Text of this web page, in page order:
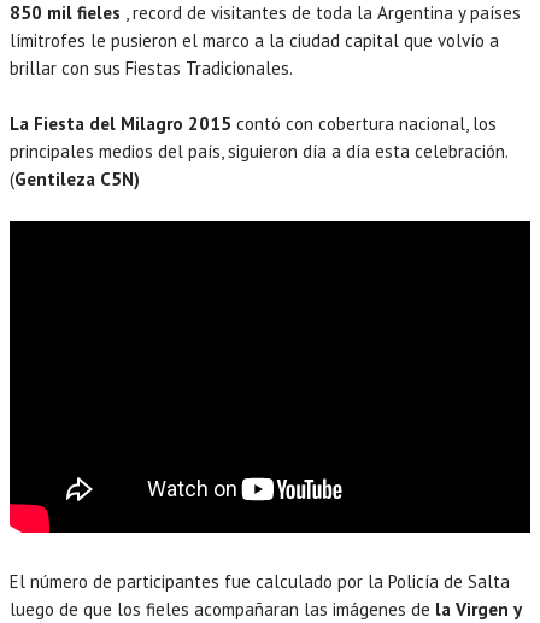
850 mil fieles , record de visitantes de toda la Argentina y países
límitrofes le pusieron el marco a la ciudad capital que volvío a
brillar con sus Fiestas Tradicionales.
La Fiesta del Milagro 2015 contó con cobertura nacional, los
principales medios del país, siguieron día a día esta celebración.
(Gentileza C5N)
El número de participantes fue calculado por la Policía de Salta
luego de que los fieles acompañaran las imágenes de la Virgen y